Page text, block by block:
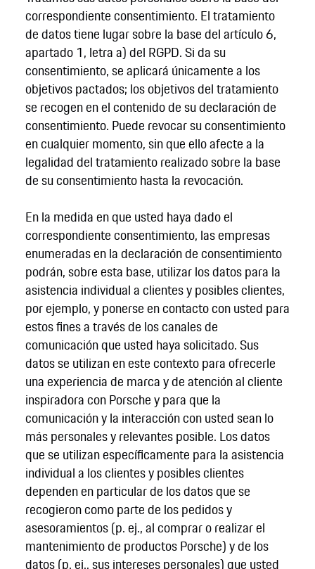
correspondiente consentimiento. El tratamiento
de datos tiene lugar sobre la base del artículo 6,
apartado 1, letra a) del RGPD. Si da su
consentimiento, se aplicará únicamente a los
objetivos pactados; los objetivos del tratamiento
se recogen en el contenido de su declaración de
consentimiento. Puede revocar su consentimiento
en cualquier momento, sin que ello afecte a la
legalidad del tratamiento realizado sobre la base
de su consentimiento hasta la revocación.
En la medida en que usted haya dado el
correspondiente consentimiento, las empresas
enumeradas en la declaración de consentimiento
podrán, sobre esta base, utilizar los datos para la
asistencia individual a clientes y posibles clientes,
por ejemplo, y ponerse en contacto con usted para
estos fines a través de los canales de
comunicación que usted haya solicitado. Sus
datos se utilizan en este contexto para ofrecerle
una experiencia de marca y de atención al cliente
inspiradora con Porsche y para que la
comunicación y la interacción con usted sean lo
más personales y relevantes posible. Los datos
que se utilizan específicamente para la asistencia
individual a los clientes y posibles clientes
dependen en particular de los datos que se
recogieron como parte de los pedidos y
asesoramientos (p. ej., al comprar o realizar el
mantenimiento de productos Porsche) y de los
datos (p. ej., sus intereses personales) que usted